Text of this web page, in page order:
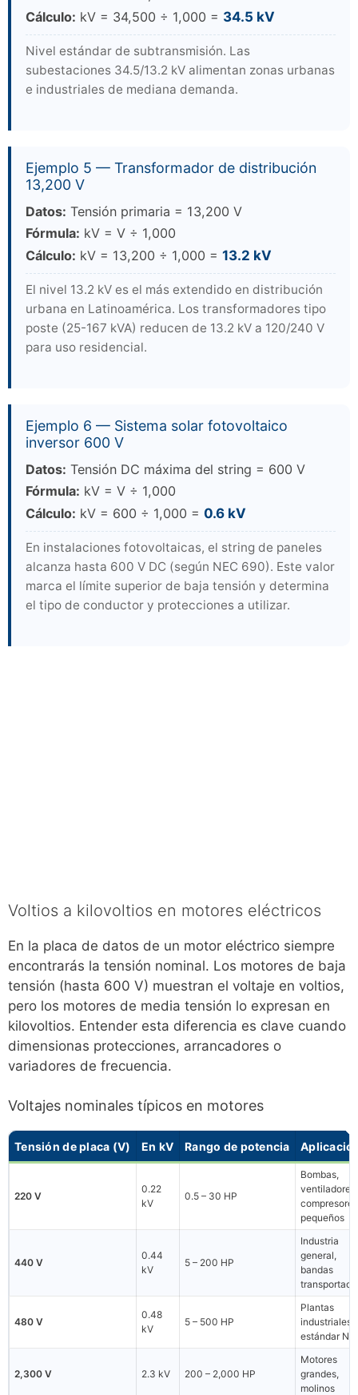
Cálculo: kV = 34,500 ÷ 1,000 = 34.5 kV
Nivel estándar de subtransmisión. Las
subestaciones 34.5/13.2 kV alimentan zonas urbanas
e industriales de mediana demanda.
Ejemplo 5 — Transformador de distribución
13,200 V
Datos: Tensión primaria = 13,200 V
Fórmula: kV = V ÷ 1,000
Cálculo: kV = 13,200 ÷ 1,000 = 13.2 kV
El nivel 13.2 kV es el más extendido en distribución
urbana en Latinoamérica. Los transformadores tipo
poste (25-167 kVA) reducen de 13.2 kV a 120/240 V
para uso residencial.
Ejemplo 6 — Sistema solar fotovoltaico
inversor 600 V
Datos: Tensión DC máxima del string = 600 V
Fórmula: kV = V ÷ 1,000
Cálculo: kV = 600 ÷ 1,000 = 0.6 kV
En instalaciones fotovoltaicas, el string de paneles
alcanza hasta 600 V DC (según NEC 690). Este valor
marca el límite superior de baja tensión y determina
el tipo de conductor y protecciones a utilizar.
Voltios a kilovoltios en motores eléctricos
En la placa de datos de un motor eléctrico siempre
encontrarás la tensión nominal. Los motores de baja
tensión (hasta 600 V) muestran el voltaje en voltios,
pero los motores de media tensión lo expresan en
kilovoltios. Entender esta diferencia es clave cuando
dimensionas protecciones, arrancadores o
variadores de frecuencia.
Voltajes nominales típicos en motores
Tensión de placa (V) En kV Rango de potencia
220 V
0.22
kV
0.5 – 30 HP
Bombas,
ventiladores,
compresores
pequeños
440 V
0.44
kV
5 – 200 HP
Industria
general,
bandas
480 V
0.48
kV
5 – 500 HP
Plantas
industriales
estándar
2,300 V 2.3 kV 200 – 2,000 HP
Motores
grandes,
molinos